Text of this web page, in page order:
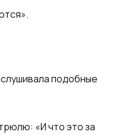
подобные
«И что это за